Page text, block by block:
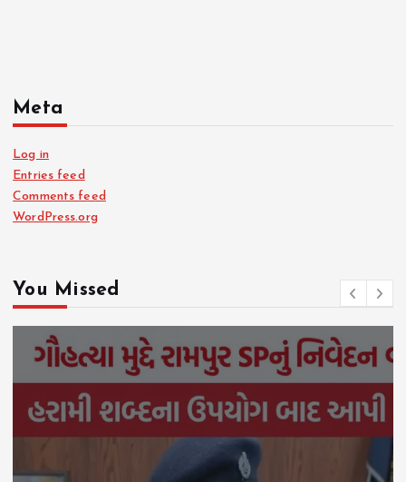
Meta
Log in
Entries feed
Comments feed
WordPress.org
You Missed